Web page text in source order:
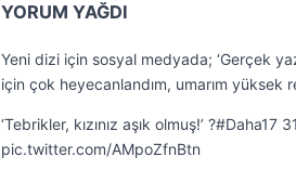
YORUM YAĞDI
Yeni dizi için sosyal medyada; ‘Gerçek
için çok heyecanlandım, umarım yüksek
‘Tebrikler, kızınız aşık olmuş!’
pic.twitter.com/AMpoZfnBtn